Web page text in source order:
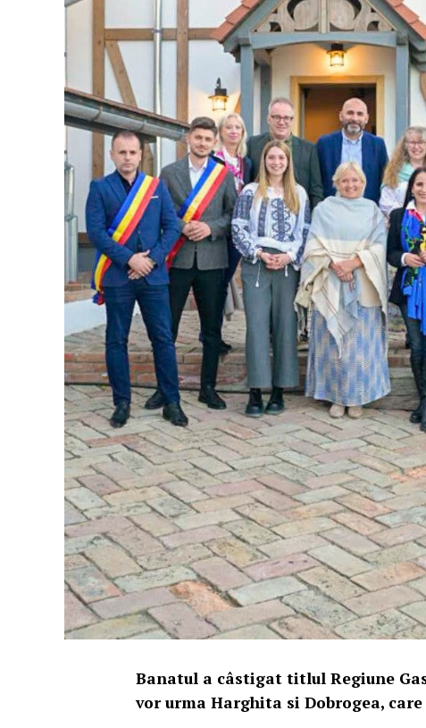
Banatul a câstigat titlul Regiune
vor urma Harghita si Dobrogea,